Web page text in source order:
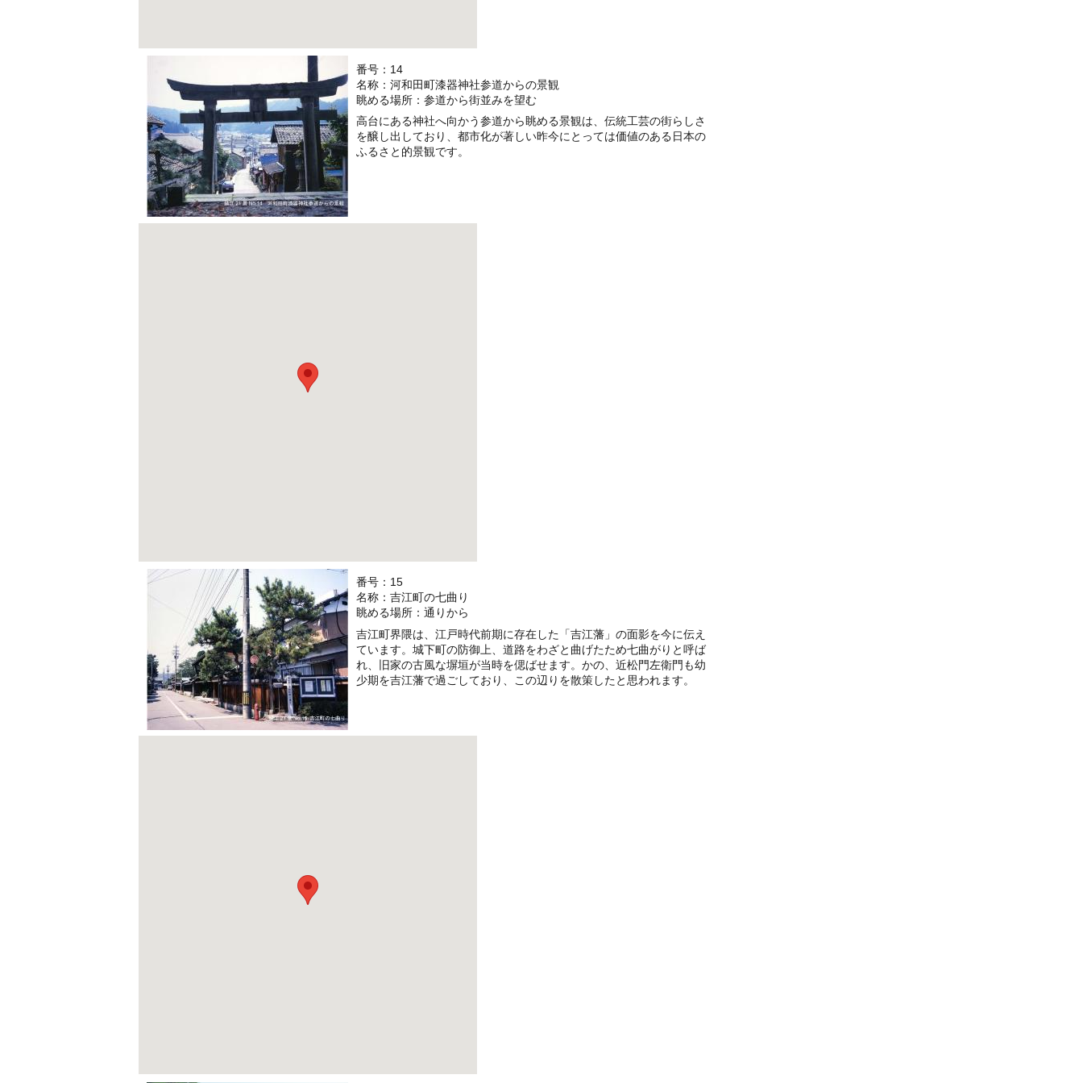
番号：14
名称：河和田町漆器神社参道からの景観
眺める場所：参道から街並みを望む
高台にある神社へ向かう参道から眺める景観は、伝統工芸の街らしさ
を醸し出しており、都市化が著しい昨今にとっては価値のある日本の
ふるさと的景観です。
番号：15
名称：吉江町の七曲り
眺める場所：通りから
吉江町界隈は、江戸時代前期に存在した「吉江藩」の面影を今に伝え
ています。城下町の防御上、道路をわざと曲げたため七曲がりと呼ば
れ、旧家の古風な塀垣が当時を偲ばせます。かの、近松門左衛門も幼
少期を吉江藩で過ごしており、この辺りを散策したと思われます。